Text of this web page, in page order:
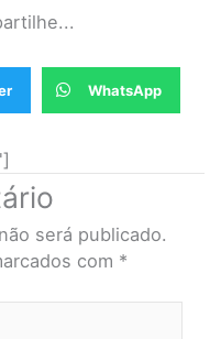
WhatsApp
será publicado.
com *